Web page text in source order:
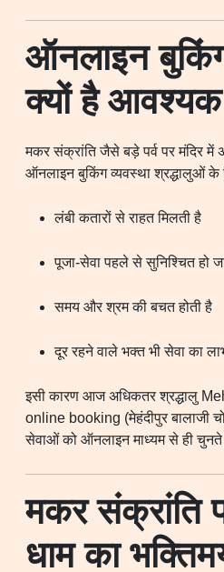
ऑनलाइन
क्यों है आवश्यक
मकर संक्रांति जैसे बड़े पर्व पर मंदिर में
ऑनलाइन बुकिंग व्यवस्था श्रद्धालुओं
लंबी कतारों से राहत मिलती है
पूजा-सेवा पहले से सुनिश्चित हो
समय और श्रम की बचत होती है
दूर रहने वाले भक्त भी सेवा का
इसी कारण आज अधिकतर श्रद्धालु
online booking (मेहंदीपुर बालाजी
सेवाओं को ऑनलाइन माध्यम से ही चुनते
मकर संक्रांति
धाम का